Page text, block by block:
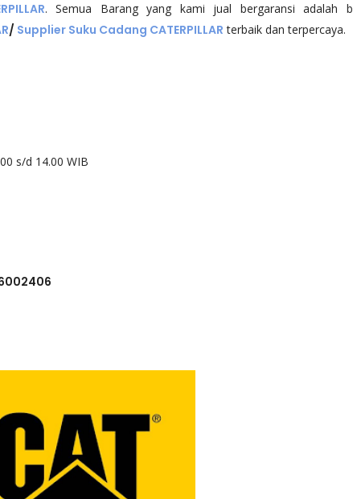
. Semua Barang yang kami jual bergaransi adalah
/ Supplier Suku Cadang CATERPILLAR terbaik dan terpercaya.
s/d 14.00 WIB